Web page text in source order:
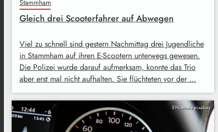
Stammham
Gleich drei Scooterfahrer auf Abwegen
Viel zu schnell sind gestern Nachmittag drei Jugendliche
in Stammham auf ihren E-Scootern unterwegs gewesen.
Die Polizei wurde darauf aufmerksam, konnte das Trio
aber erst mal nicht aufhalten. Sie flüchteten vor der …
ENiemela pixabay